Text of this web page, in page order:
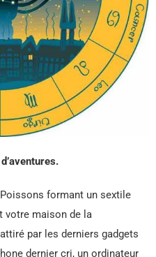
formant un sextile
votre maison de la
par les derniers gadgets
dernier cri, un ordinateur